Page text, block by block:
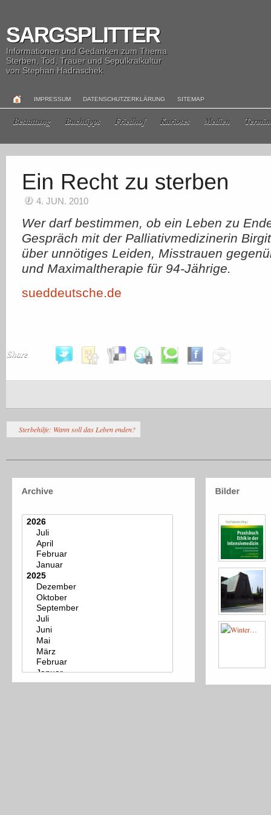
SARGSPLITTER
Informationen und Gedanken zum Thema
Sterben, Tod, Trauer und Sepulkralkultur
von Stephan Hadraschek
IMPRESSUM DATENSCHUTZERKLÄRUNG SITEMAP
Bestattung Buchtipps Friedhof Kurioses Medien
4. JUN. 2010
Wer darf bestimmen, ob ein Leben zu
Gespräch mit der Palliativmedizinerin
über unnötiges Leiden, Misstrauen
und Maximaltherapie für 94-Jährige.
sueddeutsche.de
Share
Sterbehilfe: Wann soll das Leben enden?